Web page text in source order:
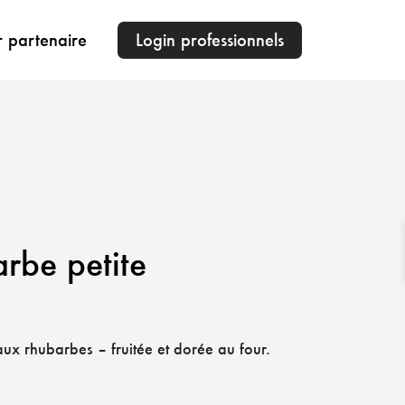
partenaire Login professionnels
petite
rhubarbes – fruitée et dorée au four.